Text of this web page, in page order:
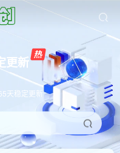
更新
天稳定更新